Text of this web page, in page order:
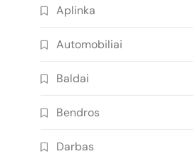
Aplinka
Automobiliai
Baldai
Bendros
Darbas